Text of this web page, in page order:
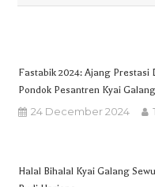
Fastabik 2024: Ajang
Pondok Pesantren Kyai
24 December 2024
Halal Bihalal Kyai Galang